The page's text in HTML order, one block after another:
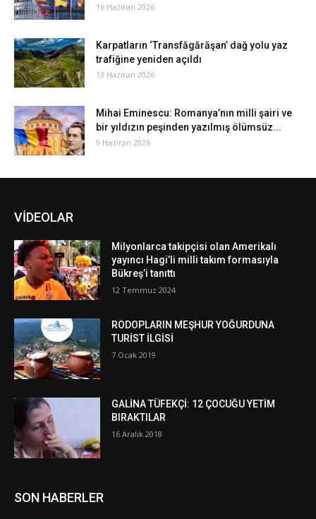
16 Haziran 2026
Karpatların ‘Transfăgărăşan’ dağ yolu yaz
trafiğine yeniden açıldı
13 Haziran 2026
Mihai Eminescu: Romanya’nın milli şairi ve
bir yıldızın peşinden yazılmış ölümsüz...
9 Haziran 2026
VİDEOLAR
Milyonlarca takipçisi olan Amerikalı
yayıncı Hagi’li milli takım formasıyla
Bükreş’i tanıttı
12 Temmuz 2024
RODOPLARIN MEŞHUR YOĞURDUNA
TURİST İLGİSİ
7 Ocak 2019
GALİNA TÜFEKÇİ: 12 ÇOCUĞU YETİM
BIRAKTILAR
16 Aralık 2018
SON HABERLER